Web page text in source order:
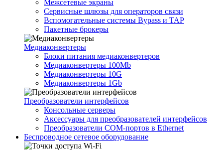
Межсетевые экраны
Сервисные шлюзы для операторов связи
Вспомогательные системы Bypass и TAP
Пакетные брокеры
Медиаконвертеры
Блоки питания медиаконвертеров
Медиаконвертеры 100Mb
Медиаконвертеры 10G
Медиаконвертеры 1Gb
Преобразователи интерфейсов
Консольные серверы
Аксессуары для преобразователей интерфейсов
Преобразователи COM-портов в Ethernet
Беспроводное сетевое оборудование